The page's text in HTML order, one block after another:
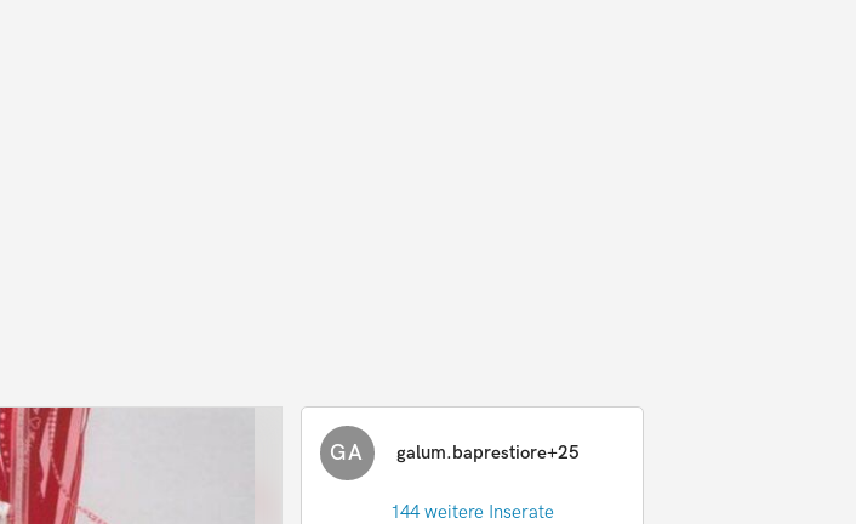
GA galum.baprestiore+25
144 weitere Inserate